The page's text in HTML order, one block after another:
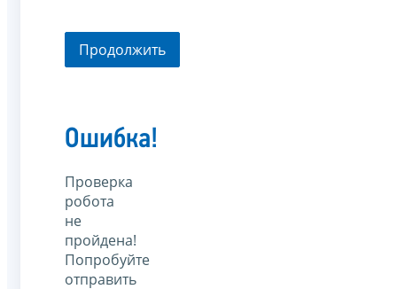
Продолжить
Ошибка!
Проверка
робота
не
пройдена!
Попробуйте
отправить